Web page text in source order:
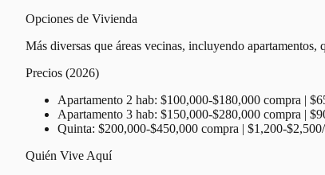
Opciones de Vivienda
Más diversas que áreas vecinas, incluyendo
Precios (2026)
Apartamento 2 hab: $100,000-$180,000 compra |
Apartamento 3 hab: $150,000-$280,000 compra |
Quinta: $200,000-$450,000 compra | $1,200-
Quién Vive Aquí